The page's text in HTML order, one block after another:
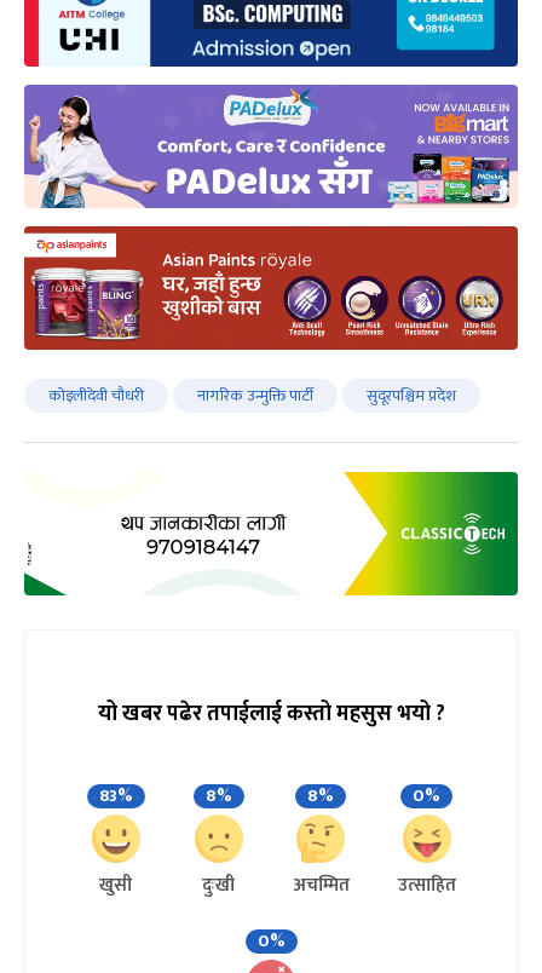
कोइलीदेवी चौधरी नागरिक उन्मुक्ति पार्टी सुदूरपश्चिम प्रदेश
यो खबर पढेर तपाईलाई कस्तो महसुस भयो ?
83%
खुसी
8%
दुःखी
8%
अचम्मित
0%
उत्साहित
0%